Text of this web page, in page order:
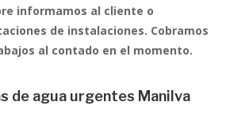
informamos al cliente o
de instalaciones. Cobramos
al contado en el momento.
de agua urgentes Manilva